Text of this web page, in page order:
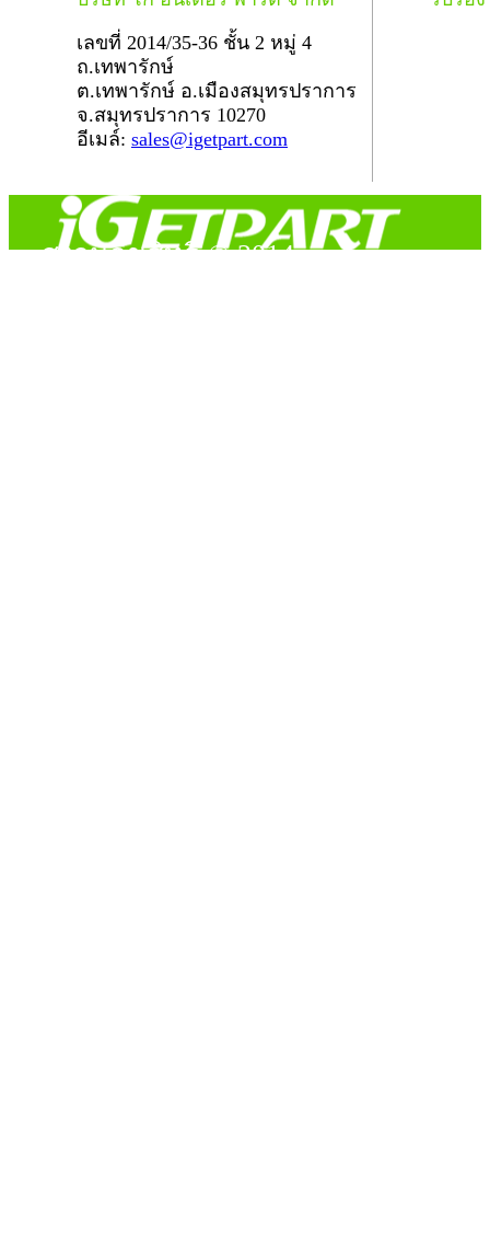
เลขที่ 2014/35-36 ชั้น 2 หมู่ 4
ถ.เทพารักษ์
ต.เทพารักษ์ อ.เมืองสมุทรปราการ
จ.สมุทรปราการ 10270
อีเมล์: sales@igetpart.com
สงวนลิขสิทธิ์ © 2014